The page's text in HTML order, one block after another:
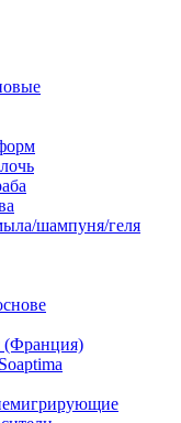
шампуня/геля
(Франция)